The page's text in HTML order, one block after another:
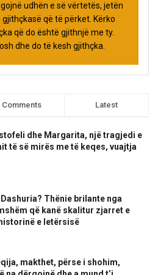
udhën e së vërtetës, jetën
që të përket. Kërko
që do është gjithnjë me ty.
dhe do të kesh gjithçka.
Comments Latest
dhe Margarita, një tragjedi e
të së mirës me të keqes, vuajtja
Thënie brilante nga
që kanë skalitur zjarret e
e letërsisë
makthet, përse i shohim,